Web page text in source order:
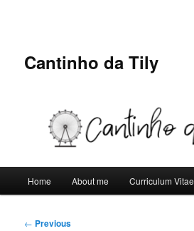
Cantinho da Tily
Home About me Curriculum Vitae
Post
← Previous